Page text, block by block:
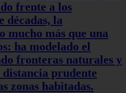
frente a los
décadas, la
mucho más que una
ha modelado el
fronteras naturales y
prudente
zonas habitadas.